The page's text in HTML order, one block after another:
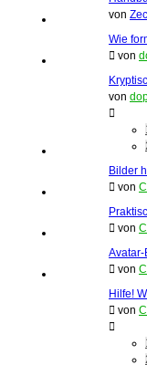
von
Wie
von
von
Bilder
von
von
von
Hilfe!
von